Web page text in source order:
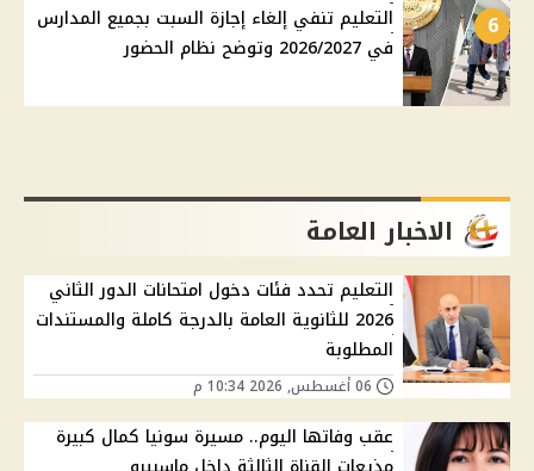
6
التعليم تنفي إلغاء إجازة السبت بجميع المدارس
في 2026/2027 وتوضح نظام الحضور
الاخبار العامة
التعليم تحدد فئات دخول امتحانات الدور الثاني
2026 للثانوية العامة بالدرجة كاملة والمستندات
المطلوبة
عقب وفاتها اليوم.. مسيرة سونيا كمال كبيرة